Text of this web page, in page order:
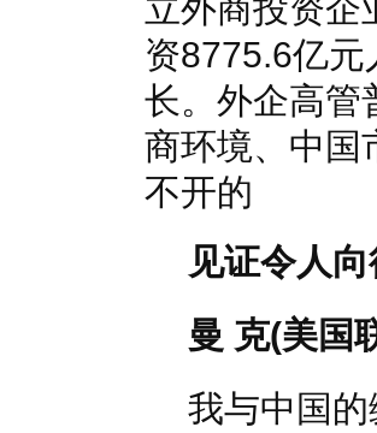
立外商投资企
资8775.6亿
长。外企高管
商环境、中国
不开的
见证令人
曼 克(美国
我与中国